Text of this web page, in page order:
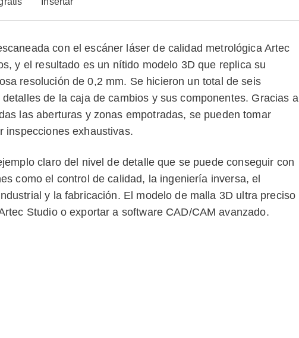
con el escáner láser de calidad metrológica Artec
y el resultado es un nítido modelo 3D que replica su
resolución de 0,2 mm. Se hicieron un total de seis
de la caja de cambios y sus componentes. Gracias a
las aberturas y zonas empotradas, se pueden tomar
inspecciones exhaustivas.
claro del nivel de detalle que se puede conseguir con
como el control de calidad, la ingeniería inversa, el
y la fabricación. El modelo de malla 3D ultra preciso
Studio o exportar a software CAD/CAM avanzado.